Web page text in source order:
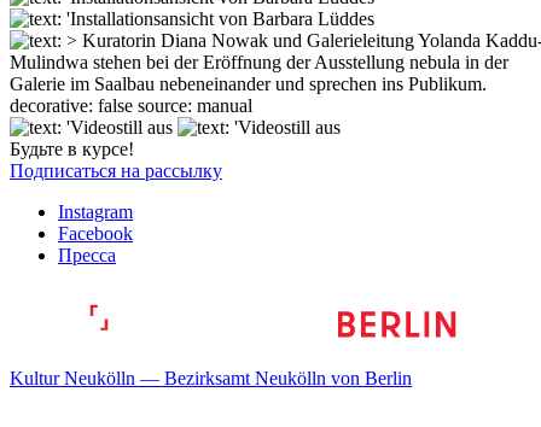
Будьте в курсе!
Подписаться на рассылку
Instagram
Facebook
Пресса
Kultur Neukölln — Bezirksamt Neukölln von Berlin